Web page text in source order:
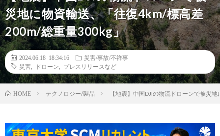
災地に物資輸送、「往復4km/標高差
200m/総重量300kg」
2024.06.18 18:34:16
災害/事故/不祥事
災害
ドローン プレスリリースなど
HOME テクノロジー/製品 【地震】中国DJIの物流ドローンで被災